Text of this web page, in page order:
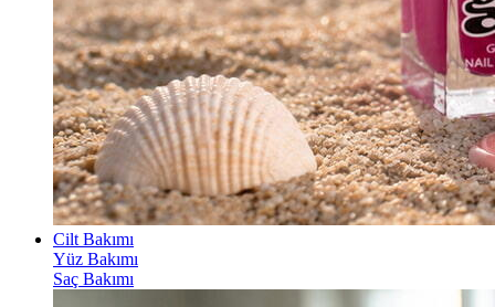
Cilt Bakımı
Yüz Bakımı
Saç Bakımı